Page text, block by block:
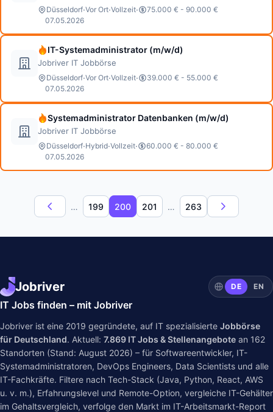
Düsseldorf·Vor Ort·Vollzeit·
75.000 € - 90.000 €
07.05.2026
IT-Systemadministrator (m/w/d)
Jobriver IT Jobbörse
Düsseldorf·Vor Ort·Vollzeit·
39.000 € - 55.000 €
07.05.2026
Systemadministrator Datenbanken (m/w/d)
Jobriver IT Jobbörse
Düsseldorf·Hybrid·Vollzeit·
60.000 € - 80.000 €
07.05.2026
… 199 200 201 … 263
Jobriver DE EN
IT Jobs finden – mit Jobriver
Jobriver ist eine 2019 gegründete, auf IT spezialisierte Jobbörse
für Deutschland. Aktuell: 7.869 IT Jobs & Stellenangebote an 162
Standorten (Stand: August 2026) – für Softwareentwickler, IT-
Systemadministratoren, DevOps Engineers, Data Scientists und alle
IT-Fachkräfte. Filtere nach Tech-Stack (Java, Python, React, AWS
u. v. m.), Erfahrungslevel und Remote-Option, vergleiche IT-Gehälter
im Gehaltsvergleich, verfolge den Markt im IT-Arbeitsmarkt-Report